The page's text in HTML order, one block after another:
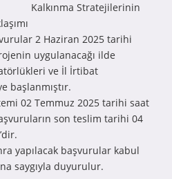
Kalkınma Stratejilerinin
2 Haziran 2025 tarihi
uygulanacağı ilde
ve İl İrtibat
başlanmıştır.
02 Temmuz 2025 tarihi saat
son teslim tarihi 04
yapılacak başvurular kabul
saygıyla duyurulur.